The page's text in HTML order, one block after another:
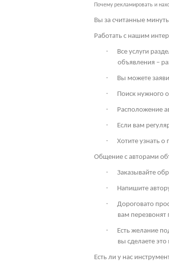
Почему рекламировать и
Вы за считанные
Работать с нашим
·
Все услуги
объявления –
· Вы можете
· Поиск нужного
· Расположение
· Если вам
· Хотите узнать о
Общение с авторами
· Заказывайте
· Напишите
·
Дороговато
вам
·
Есть желание
вы сделаете
Есть ли у нас